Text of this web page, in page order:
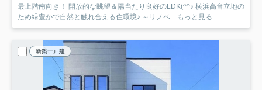
最上階南向き！ 開放的な眺望＆陽当たり良好のLDK(^^♪ 横浜高台立地の
ため緑豊かで自然と触れ合える住環境♪ ～リノベ... もっと見る
新築一戸建